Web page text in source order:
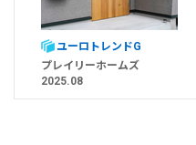
ユーロトレンドG
プレイリーホームズ
2025.08